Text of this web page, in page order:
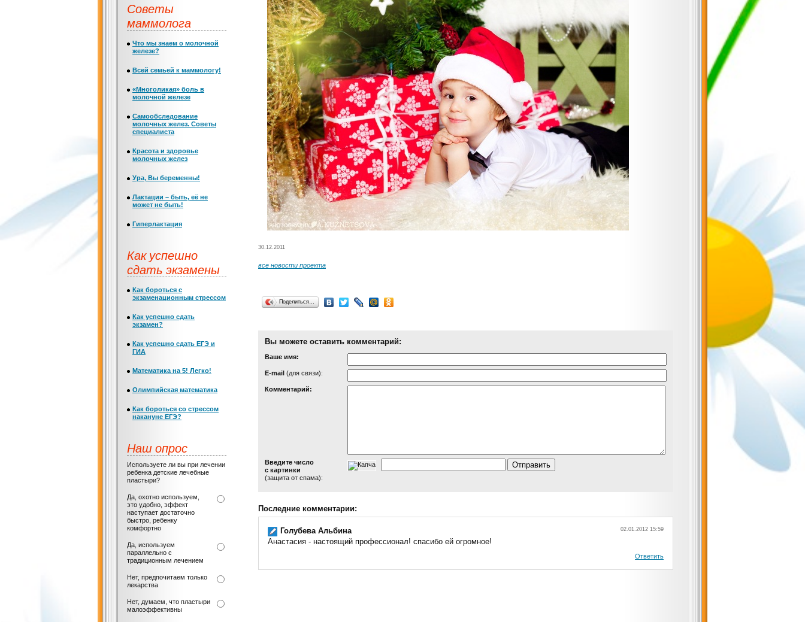
30.12.2011
все новости проекта
Поделиться…
Вы можете оставить комментарий:
Ваше имя:
Е-mail (для связи):
Комментарий:
Введите число
с картинки
(защита от спама):
Последние комментарии:
02.01.2012 15:59
Голубева Альбина
Анастасия - настоящий профессионал! спасибо ей огромное!
Ответить
Советы
маммолога
Что мы знаем о молочной
железе?
Всей семьей к маммологу!
«Многоликая» боль в
молочной железе
Самообследование
молочных желез. Советы
специалиста
Красота и здоровье
молочных желез
Ура, Вы беременны!
Лактации – быть, её не
может не быть!
Гиперлактация
Как успешно
сдать экзамены
Как бороться с
экзаменационным стрессом
Как успешно сдать
экзамен?
Как успешно сдать ЕГЭ и
ГИА
Математика на 5! Легко!
Олимпийская математика
Как бороться со стрессом
накануне ЕГЭ?
Наш опрос
Используете ли вы при лечении
ребенка детские лечебные
пластыри?
Да, охотно используем,
это удобно, эффект
наступает достаточно
быстро, ребенку
комфортно
Да, используем
параллельно с
традиционным лечением
Нет, предпочитаем только
лекарства
Нет, думаем, что пластыри
малоэффективны